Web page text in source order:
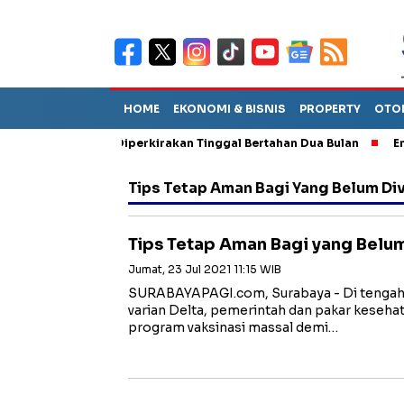
HOME EKONOMI & BISNIS PROPERTY
Sebut TPA Diperkirakan Tinggal Bertahan Dua Bulan
Tips Tetap Aman Bagi Yang Belum
Tips Tetap Aman Bagi yang
Jumat, 23 Jul 2021 11:15 WIB
SURABAYAPAGI.com, Surabaya - Di
varian Delta, pemerintah dan pakar
program vaksinasi massal demi…